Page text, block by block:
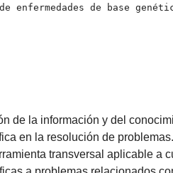
enfermedades de base
de la información y del
en la resolución de problemas.
transversal aplicable a